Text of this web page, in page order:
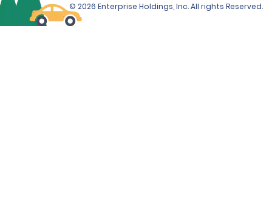
© 2026 Enterprise Holdings, Inc. All rights Reserved.